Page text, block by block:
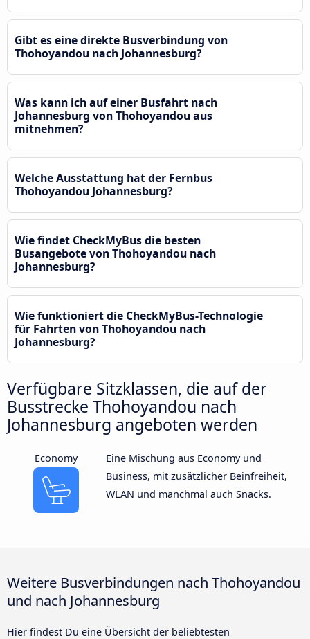
Gibt es eine direkte Busverbindung von
Thohoyandou nach Johannesburg?
Was kann ich auf einer Busfahrt nach
Johannesburg von Thohoyandou aus
mitnehmen?
Welche Ausstattung hat der Fernbus
Thohoyandou Johannesburg?
Wie findet CheckMyBus die besten
Busangebote von Thohoyandou nach
Johannesburg?
Wie funktioniert die CheckMyBus-Technologie
für Fahrten von Thohoyandou nach
Johannesburg?
Verfügbare Sitzklassen, die auf der
Busstrecke Thohoyandou nach
Johannesburg angeboten werden
Economy
Eine Mischung aus Economy und
Business, mit zusätzlicher Beinfreiheit,
WLAN und manchmal auch Snacks.
Weitere Busverbindungen nach Thohoyandou
und nach Johannesburg
Hier findest Du eine Übersicht der beliebtesten